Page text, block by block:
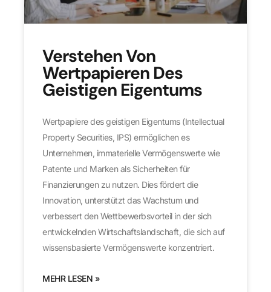
Verstehen Von
Wertpapieren Des
Geistigen Eigentums
Wertpapiere des geistigen Eigentums (Intellectual
Property Securities, IPS) ermöglichen es
Unternehmen, immaterielle Vermögenswerte wie
Patente und Marken als Sicherheiten für
Finanzierungen zu nutzen. Dies fördert die
Innovation, unterstützt das Wachstum und
verbessert den Wettbewerbsvorteil in der sich
entwickelnden Wirtschaftslandschaft, die sich auf
wissensbasierte Vermögenswerte konzentriert.
MEHR LESEN »